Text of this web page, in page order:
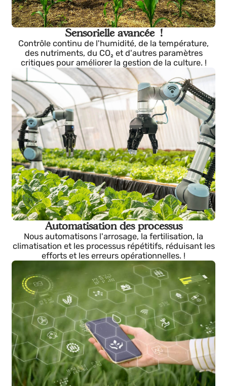
Sensorielle avancée !
Contrôle continu de l'humidité, de la température,
des nutriments, du CO₂ et d'autres paramètres
critiques pour améliorer la gestion de la culture. !
Automatisation des processus
Nous automatisons l'arrosage, la fertilisation, la
climatisation et les processus répétitifs, réduisant
efforts et les erreurs opérationnelles. !